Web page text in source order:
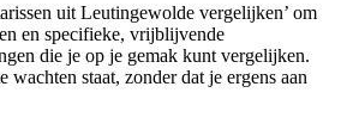
uit Leutingewolde vergelijken’ om
en specifieke, vrijblijvende
die je op je gemak kunt vergelijken.
wachten staat, zonder dat je ergens aan